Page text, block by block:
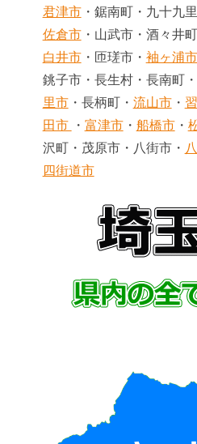
君津市・鋸南町・九十九
佐倉市・山武市・酒々井
白井市・匝瑳市・ 袖ヶ浦市
銚子市・長生村・長南町
里市・長柄町・ 流山市・
田市
・ 富津市・ 船橋市・
沢町・茂原市・八街市・
四街道市